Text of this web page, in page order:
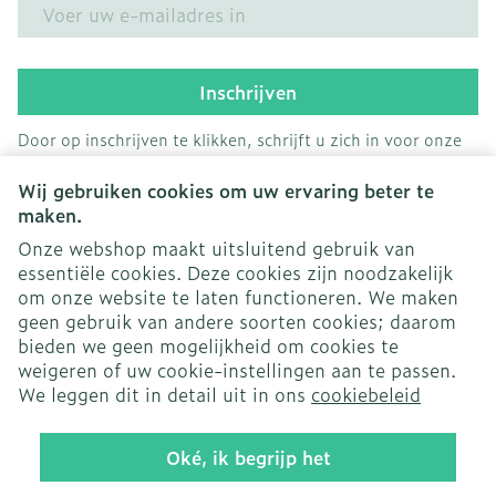
Wij gebruiken cookies om uw ervaring beter te
maken.
Onze webshop maakt uitsluitend gebruik van
essentiële cookies. Deze cookies zijn noodzakelijk
om onze website te laten functioneren. We maken
geen gebruik van andere soorten cookies; daarom
bieden we geen mogelijkheid om cookies te
weigeren of uw cookie-instellingen aan te passen.
We leggen dit in detail uit in ons cookiebeleid
Oké, ik begrijp het
Inschrijven
Door op inschrijven te klikken, schrijft u zich in voor onze
nieuwsbrief en gaat u akkoord met onzeprivacy policy.
Juridische links